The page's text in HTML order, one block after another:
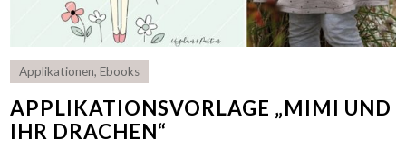
Applikationen,Ebooks
APPLIKATIONSVORLAGE „MIMI UND
IHR DRACHEN“